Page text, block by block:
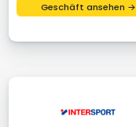
Geschäft ansehen →